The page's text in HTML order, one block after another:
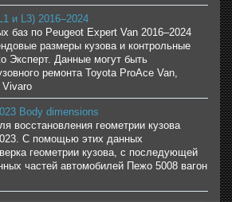
и L3) 2016–2024
баз по Peugeot Expert Van 2016–2024
размеры кузова и контрольные
Эксперт. Данные могут быть
ремонта Toyota ProAce Van,
Vivaro
Body dimensions
восстановления геометрии кузова
С помощью этих данных
геометрии кузова, с последующей
частей автомобилей Пежо 5008 вагон